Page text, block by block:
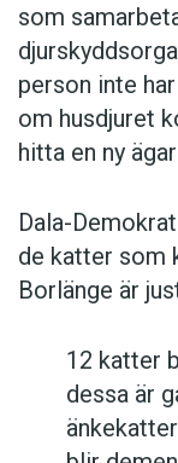
som
person inte
om husdjuret
hitta en ny
Dala-
de katter som
Borlänge är
12 katter
dessa är